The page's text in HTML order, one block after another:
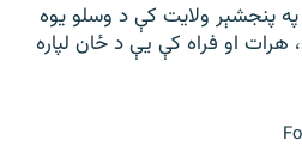
پنجشېر ولایت کې د وسلو یوه
هرات او فراه کې یې د ځان لپاره